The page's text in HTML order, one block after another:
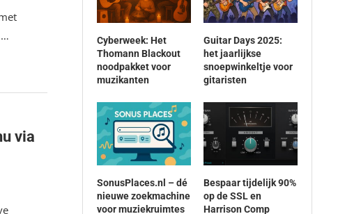
…
via
Cyberweek: Het
Thomann Blackout
noodpakket voor
muzikanten
Guitar Days 2025:
het jaarlijkse
snoepwinkeltje voor
gitaristen
SonusPlaces.nl – dé
nieuwe zoekmachine
voor muziekruimtes
Bespaar tijdelijk 90%
op de SSL en
Harrison Comp